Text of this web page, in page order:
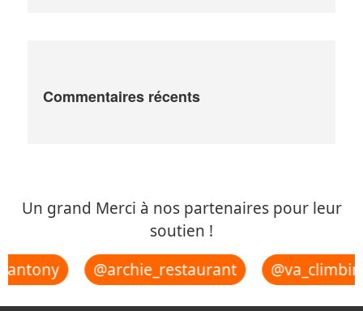
Commentaires récents
Un grand Merci à nos partenaires pour leur
soutien !
@archie_restaurant